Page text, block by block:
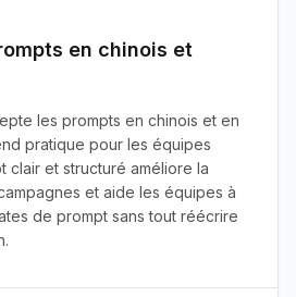
en chinois et
les prompts en chinois et en
pratique pour les équipes
clair et structuré améliore la
et aide les équipes à
de prompt sans tout réécrire